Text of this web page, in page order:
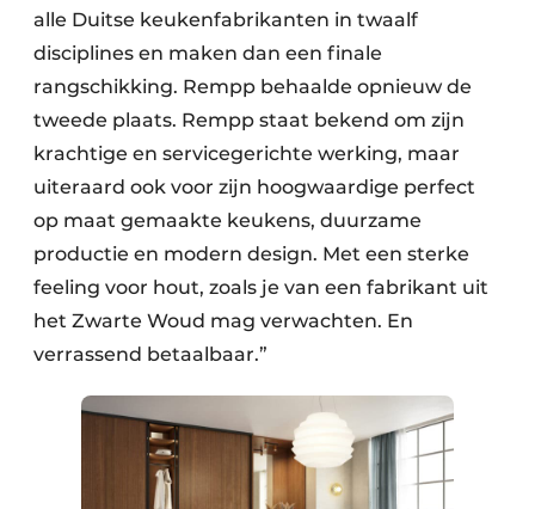
alle Duitse keukenfabrikanten in twaalf
disciplines en maken dan een finale
rangschikking. Rempp behaalde opnieuw de
tweede plaats. Rempp staat bekend om zijn
krachtige en servicegerichte werking, maar
uiteraard ook voor zijn hoogwaardige perfect
op maat gemaakte keukens, duurzame
productie en modern design. Met een sterke
feeling voor hout, zoals je van een fabrikant uit
het Zwarte Woud mag verwachten. En
verrassend betaalbaar.”